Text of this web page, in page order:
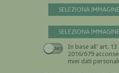
SELEZIONA
SELEZIONA
In base all' art. 13
2016/679 acconsento al
miei dati personali